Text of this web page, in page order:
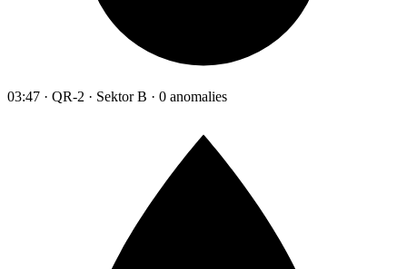
03:47 · QR-2 · Sektor B · 0 anomalies